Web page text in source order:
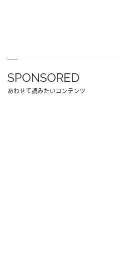
SPONSORED
あわせて読みたいコンテンツ